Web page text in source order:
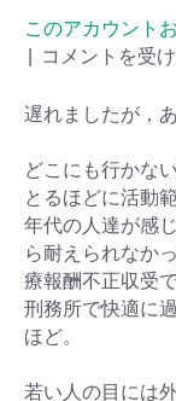
このアカウント
コメントを受
遅れましたが，
どこにも行かな
とるほどに活動
年代の人達が感
ら耐えられなか
療報酬不正収受
刑務所で快適に
ほど。
若い人の目には